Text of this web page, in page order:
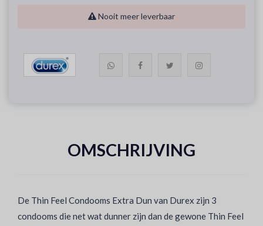
Nooit meer leverbaar
OMSCHRIJVING
De Thin Feel Condooms Extra Dun van Durex zijn 3
condooms die net wat dunner zijn dan de gewone Thin Feel